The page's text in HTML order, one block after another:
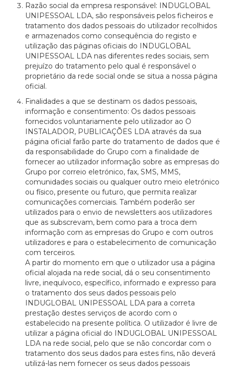
Razão social da empresa responsável: INDUGLOBAL
UNIPESSOAL LDA, são responsáveis pelos ficheiros e
tratamento dos dados pessoais do utilizador recolhidos
e armazenados como consequência do registo e
utilização das páginas oficiais do INDUGLOBAL
UNIPESSOAL LDA nas diferentes redes sociais, sem
prejuízo do tratamento pelo qual é responsável o
proprietário da rede social onde se situa a nossa página
oficial.
Finalidades a que se destinam os dados pessoais,
informação e consentimento: Os dados pessoais
fornecidos voluntariamente pelo utilizador ao O
INSTALADOR, PUBLICAÇÕES LDA através da sua
página oficial farão parte do tratamento de dados que é
da responsabilidade do Grupo com a finalidade de
fornecer ao utilizador informação sobre as empresas do
Grupo por correio eletrónico, fax, SMS, MMS,
comunidades sociais ou qualquer outro meio eletrónico
ou físico, presente ou futuro, que permita realizar
comunicações comerciais. Também poderão ser
utilizados para o envio de newsletters aos utilizadores
que as subscrevam, bem como para a troca dem
informação com as empresas do Grupo e com outros
utilizadores e para o estabelecimento de comunicação
com terceiros.
A partir do momento em que o utilizador usa a página
oficial alojada na rede social, dá o seu consentimento
livre, inequívoco, específico, informado e expresso para
o tratamento dos seus dados pessoais pelo
INDUGLOBAL UNIPESSOAL LDA para a correta
prestação destes serviços de acordo com o
estabelecido na presente política. O utilizador é livre de
utilizar a página oficial do INDUGLOBAL UNIPESSOAL
LDA na rede social, pelo que se não concordar com o
tratamento dos seus dados para estes fins, não deverá
utilizá-las nem fornecer os seus dados pessoais